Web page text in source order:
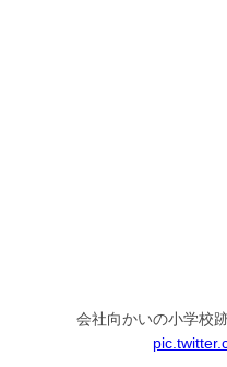
会社向かいの小学校